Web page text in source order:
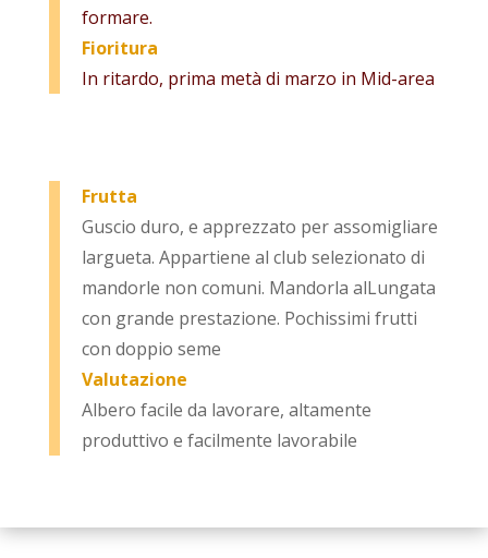
formare.
Fioritura
In ritardo, prima metà di marzo in Mid-area
Frutta
Guscio duro, e apprezzato per assomigliare
largueta. Appartiene al club selezionato di
mandorle non comuni. Mandorla alLungata
con grande prestazione. Pochissimi frutti
con doppio seme
Valutazione
Albero facile da lavorare, altamente
produttivo e facilmente lavorabile